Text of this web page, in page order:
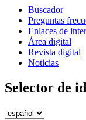
Buscador
Preguntas
Enlaces de
Área digital
Revista digital
Noticias
Selector de